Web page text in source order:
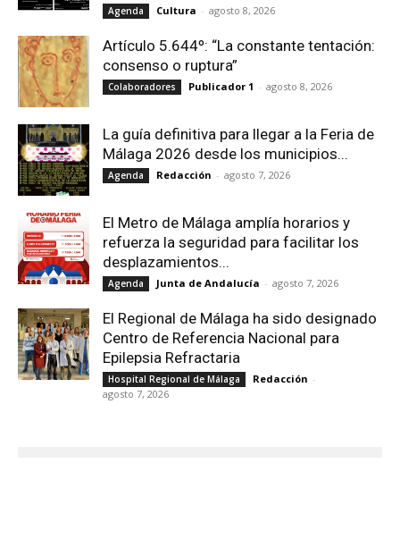
Agenda Cultura - agosto 8, 2026
Artículo 5.644º: “La constante tentación:
consenso o ruptura”
Colaboradores Publicador 1 - agosto 8, 2026
La guía definitiva para llegar a la Feria de
Málaga 2026 desde los municipios...
Agenda Redacción - agosto 7, 2026
El Metro de Málaga amplía horarios y
refuerza la seguridad para facilitar los
desplazamientos...
Agenda Junta de Andalucía - agosto 7, 2026
El Regional de Málaga ha sido designado
Centro de Referencia Nacional para
Epilepsia Refractaria
Hospital Regional de Málaga Redacción -
agosto 7, 2026